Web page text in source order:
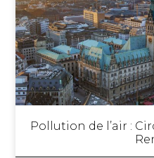
Pollution de l’air :